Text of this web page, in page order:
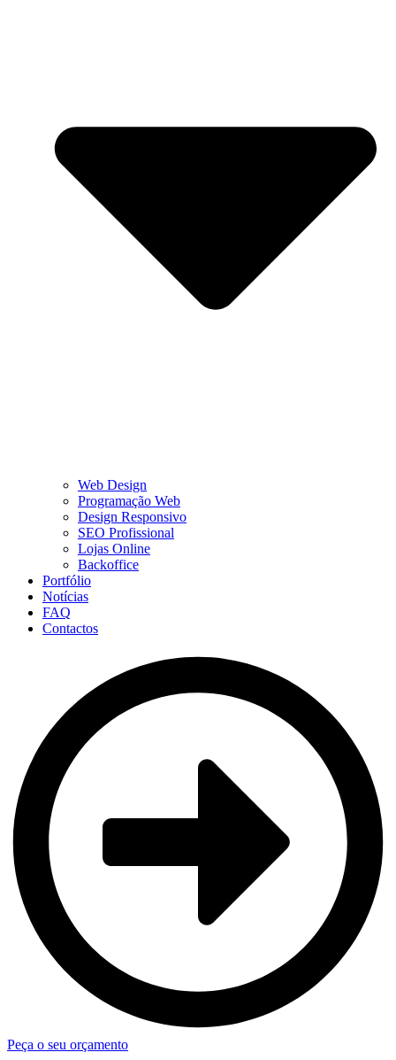
Web Design
Programação Web
Design Responsivo
SEO Profissional
Lojas Online
Backoffice
Portfólio
Notícias
FAQ
Contactos
Peça o seu orçamento